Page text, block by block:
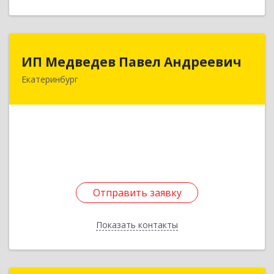
ИП Медведев Павел Андреевич
Екатеринбург
Отправить заявку
Показать контакты
620028, Свердловская обл, Екатеринбург г,
Отправить заявку
Назад